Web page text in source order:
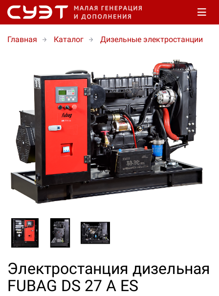
Главная Каталог Дизельные электростанции
Электростанция дизельная
FUBAG DS 27 A ES